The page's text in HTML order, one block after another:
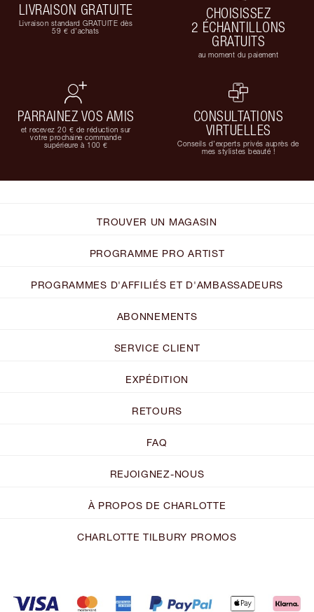
LIVRAISON GRATUITE
Livraison standard GRATUITE dès
59 € d'achats
CHOISISSEZ
2 ÉCHANTILLONS
GRATUITS
au moment du paiement
PARRAINEZ VOS AMIS
et recevez 20 € de réduction sur
votre prochaine commande
supérieure à 100 €
CONSULTATIONS
VIRTUELLES
Conseils d'experts privés auprès de
mes stylistes beauté !
TROUVER UN MAGASIN
PROGRAMME PRO ARTIST
PROGRAMMES D'AFFILIÉS ET D'AMBASSADEURS
ABONNEMENTS
SERVICE CLIENT
EXPÉDITION
RETOURS
FAQ
REJOIGNEZ-NOUS
À PROPOS DE CHARLOTTE
CHARLOTTE TILBURY PROMOS